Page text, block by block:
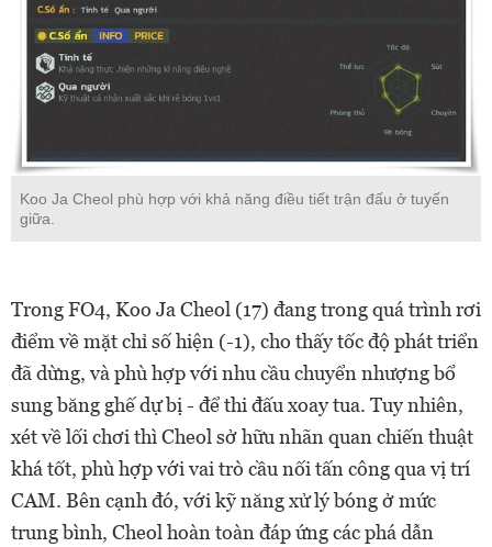
Koo Ja Cheol phù hợp với khả năng điều tiết trận đấu ở tuyến
giữa.
Trong FO4, Koo Ja Cheol (17) đang trong quá trình rơi
điểm về mặt chỉ số hiện (-1), cho thấy tốc độ phát triển
đã dừng, và phù hợp với nhu cầu chuyển nhượng bổ
sung băng ghế dự bị - để thi đấu xoay tua. Tuy nhiên,
xét về lối chơi thì Cheol sở hữu nhãn quan chiến thuật
khá tốt, phù hợp với vai trò cầu nối tấn công qua vị trí
CAM. Bên cạnh đó, với kỹ năng xử lý bóng ở mức
trung bình, Cheol hoàn toàn đáp ứng các phá dẫn